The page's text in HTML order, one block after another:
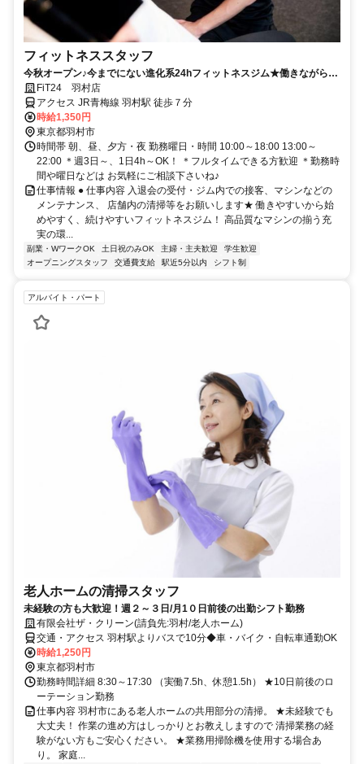
フィットネススタッフ
今秋オープン♪今までにない進化系24hフィットネスジム★働きながら楽
しく身体を動かせます♪
FiT24 羽村店
アクセス JR青梅線 羽村駅 徒歩７分
時給1,350円
東京都羽村市
時間帯 朝、昼、夕方・夜 勤務曜日・時間 10:00～18:00 13:00～
22:00 ＊週3日～、1日4h～OK！ ＊フルタイムできる方歓迎 ＊勤務時
間や曜日などは お気軽にご相談下さいね♪
仕事情報 ● 仕事内容 入退会の受付・ジム内での接客、マシンなどの
メンテナンス、 店舗内の清掃等をお願いします★ 働きやすいから始
めやすく、続けやすいフィットネスジム！ 高品質なマシンの揃う充
実の環...
副業・WワークOK 土日祝のみOK 主婦・主夫歓迎
学生歓迎
オープニングスタッフ
交通費支給 駅近5分以内 シフト制
アルバイト・パート
老人ホームの清掃スタッフ
未経験の方も大歓迎！週２～３日/月1０日前後の出勤シフト勤務
有限会社ザ・クリーン(請負先:羽村/老人ホーム)
交通・アクセス 羽村駅よりバスで10分◆車・バイク・自転車通勤OK
時給1,250円
東京都羽村市
勤務時間詳細 8:30～17:30 （実働7.5h、休憩1.5h） ★10日前後のロ
ーテーション勤務
仕事内容 羽村市にある老人ホームの共用部分の清掃。 ★未経験でも
大丈夫！ 作業の進め方はしっかりとお教えしますので 清掃業務の経
験がない方もご安心ください。 ★業務用掃除機を使用する場合あ
り。 家庭...